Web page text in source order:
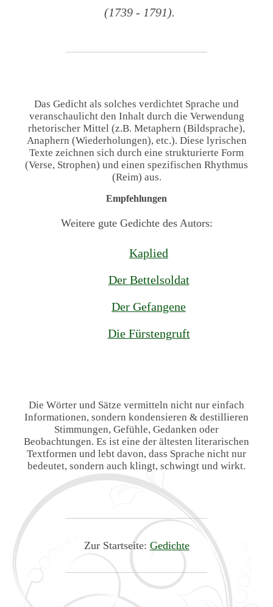
(1739 - 1791).
Das Gedicht als solches verdichtet Sprache und
veranschaulicht den Inhalt durch die Verwendung
rhetorischer Mittel (z.B. Metaphern (Bildsprache),
Anaphern (Wiederholungen), etc.). Diese lyrischen
Texte zeichnen sich durch eine strukturierte Form
(Verse, Strophen) und einen spezifischen Rhythmus
(Reim) aus.
Empfehlungen
Weitere gute Gedichte des Autors:
Kaplied
Der Bettelsoldat
Der Gefangene
Die Fürstengruft
Die Wörter und Sätze vermitteln nicht nur einfach
Informationen, sondern kondensieren & destillieren
Stimmungen, Gefühle, Gedanken oder
Beobachtungen. Es ist eine der ältesten literarischen
Textformen und lebt davon, dass Sprache nicht nur
bedeutet, sondern auch klingt, schwingt und wirkt.
Zur Startseite: Gedichte